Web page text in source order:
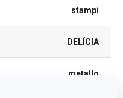
stampi
DELÍCIA
metallo